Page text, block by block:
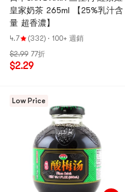
皇家奶茶 265ml 【25%乳汁含
量 超香濃】
4.7 (332) · 100+ 週銷
$2.99 77折
$2.29
Low Price